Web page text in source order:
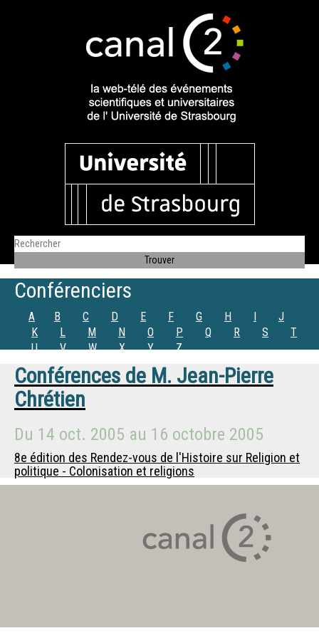
Conférenciers
A B C D E F G H I
J
K
L M N O P Q R S
T
U
V W X Y Z
Conférences de M. Jean-Pierre
Chrétien
Du 14 oct. 2005 au 16 octobre 2005
8e édition des Rendez-vous de l'Histoire sur Religion et
politique - Colonisation et religions